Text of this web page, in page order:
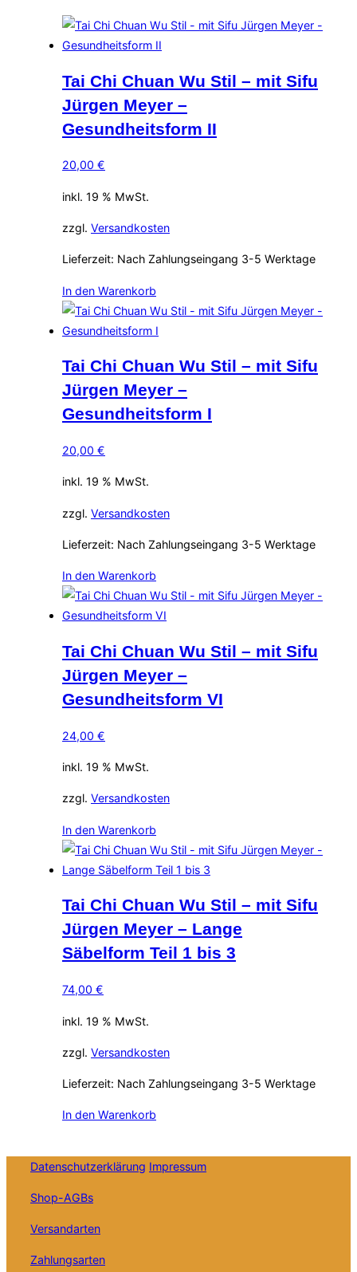
Tai Chi Chuan Wu Stil – mit Sifu
Jürgen Meyer –
Gesundheitsform II
20,00 €
inkl. 19 % MwSt.
zzgl. Versandkosten
Lieferzeit: Nach Zahlungseingang 3-5 Werktage
In den Warenkorb
Tai Chi Chuan Wu Stil – mit Sifu
Jürgen Meyer –
Gesundheitsform I
20,00 €
inkl. 19 % MwSt.
zzgl. Versandkosten
Lieferzeit: Nach Zahlungseingang 3-5 Werktage
In den Warenkorb
Tai Chi Chuan Wu Stil – mit Sifu
Jürgen Meyer –
Gesundheitsform VI
24,00 €
inkl. 19 % MwSt.
zzgl. Versandkosten
In den Warenkorb
Tai Chi Chuan Wu Stil – mit Sifu
Jürgen Meyer – Lange
Säbelform Teil 1 bis 3
74,00 €
inkl. 19 % MwSt.
zzgl. Versandkosten
Lieferzeit: Nach Zahlungseingang 3-5 Werktage
In den Warenkorb
Datenschutzerklärung Impressum
Shop-AGBs
Versandarten
Zahlungsarten